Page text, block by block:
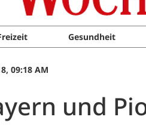
Gesundheit
09:18 AM
und